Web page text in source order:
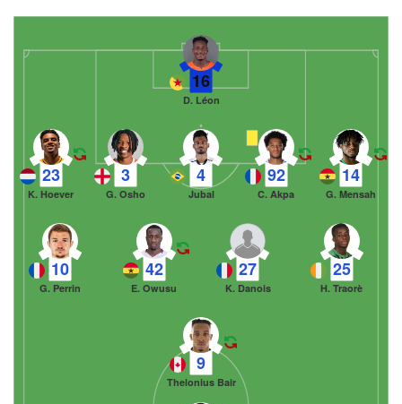
16
D. Léon
14
G. Mensah
92
C. Akpa
4
Jubal
3
G. Osho
23
K. Hoever
25
H. Traorè
27
K. Danois
42
E. Owusu
10
G. Perrin
9
Thelonius Bair